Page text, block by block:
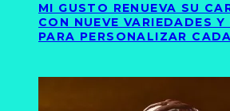
MI GUSTO RENUEVA SU
CON NUEVE VARIEDADES
PARA PERSONALIZAR